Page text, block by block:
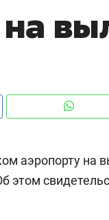
аэропорту на
этом
Оман?